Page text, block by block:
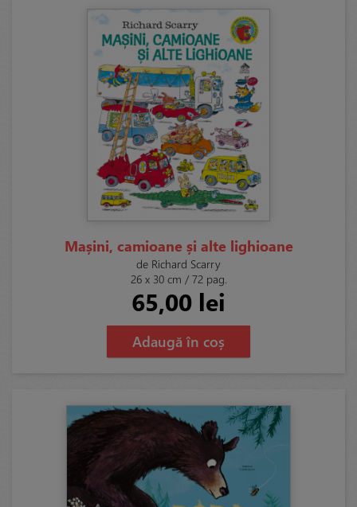
Mașini, camioane și alte lighioane
de Richard Scarry
26 x 30 cm / 72 pag.
65,00 lei
Adaugă în coș